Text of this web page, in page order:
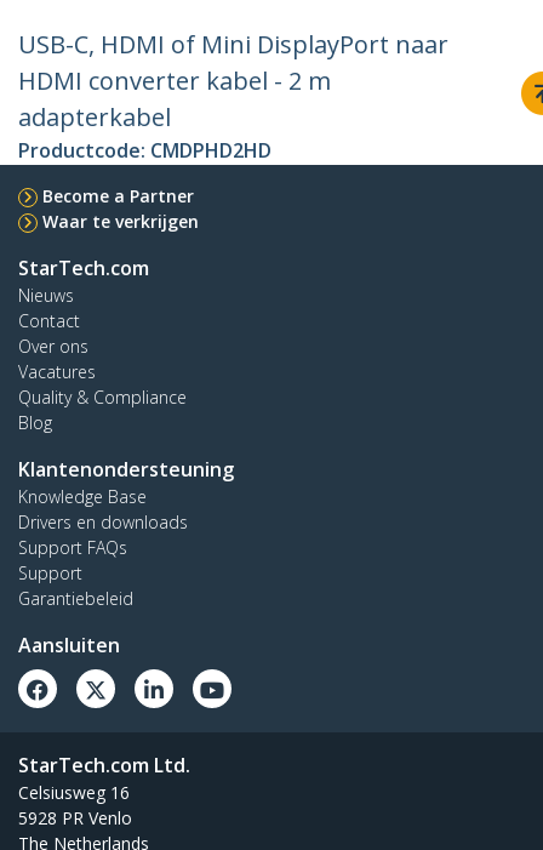
USB-C, HDMI of Mini DisplayPort naar
HDMI converter kabel - 2 m
adapterkabel
Productcode: CMDPHD2HD
Become a Partner
Waar te verkrijgen
StarTech.com
Nieuws
Contact
Over ons
Vacatures
Quality & Compliance
Blog
Klantenondersteuning
Knowledge Base
Drivers en downloads
Support FAQs
Support
Garantiebeleid
Aansluiten
StarTech.com Ltd.
Celsiusweg 16
5928 PR Venlo
The Netherlands